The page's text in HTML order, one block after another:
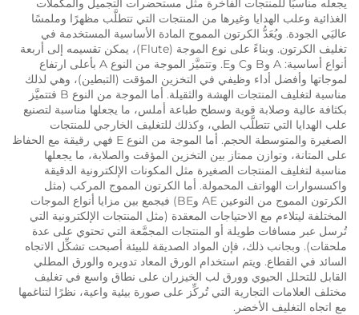
يجعله مناسبًا للمنتجات الفاخرة مثل مستحضرات التجميل والمكملات
الغذائية وعلب الهدايا وغيرها من المنتجات التي تتطلَّب مظهرًا وملمسًا
عاليَي الجودة. ويُعَدُّ الكرتون المموج المادة الأساسية المستخدمة في
تغليف الكرتون. وبناءً على نوع الموجة (Flute)، يمكن تقسيمه إلى أربعة
أنواع أساسية: A وB وC وE. وتتميَّز الموجة من النوع A بأعلى ارتفاع
لموجاتها وأفضل أداء وظيفي في التخزين المؤقت (التبطين)، وهي لذلك
مناسبة لتغليف المنتجات الهشة والثقيلة. أما الموجة من النوع B فتتميَّز
بكثافة عالية وصلابة قوية وسطح طباعة أملس، ما يجعلها مناسبة لتصنيع
علب الهدايا التي تتطلَّب الطي، وكذلك للتغليف الخارجي للمنتجات
الصغيرة والمتوسطة الحجم. أما الموجة من النوع E فهي رقيقة مع الحفاظ
على المتانة، وتوازن ممتاز بين التخزين المؤقت والصلابة، ما يجعلها
مناسبة لتغليف المنتجات الصغيرة مثل المكونات الإلكترونية الدقيقة
واكسسوارات الهواتف المحمولة. أما الكرتون المموج المركب (مثل
الكرتون المموج من النوعين AE وBE) فيجمع بين مزايا أنواع الموجات
المختلفة ليتلاءم مع الاحتياجات المعقدة (مثل المنتجات الإلكترونية التي
تُرسل عبر مسافات طويلة أو المنتجات المجمَّعة التي تحتوي على عدة
ملحقات). وبجانب ذلك، فإن المواد الصديقة للبيئة أصبحت تشكِّل الاتجاه
السائد في القطاع. ويتم استخدام الورق المعاد تدويره والورق المطلي
القابل للتحلل الحيوي وورق لب الخيزران على نطاق واسع في تغليف
مختلف العلامات التجارية التي تُركِّز على صورة بيئية واعية، نظرًا لتناغمها
مع اتجاه التغليف الأخضر.